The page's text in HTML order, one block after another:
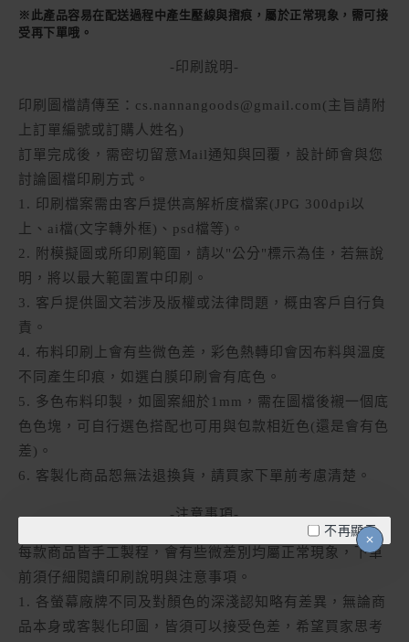
不再顯示
※此產品容易在配送過程中產生壓線與摺痕，屬於正常現象，需可接
受再下單哦。
-印刷說明-
印刷圖檔請傳至：cs.nannangoods@gmail.com(主旨請附
上訂單編號或訂購人姓名)
訂單完成後，需密切留意Mail通知與回覆，設計師會與您
討論圖檔印刷方式。
1. 印刷檔案需由客戶提供高解析度檔案(JPG 300dpi以
上、ai檔(文字轉外框)、psd檔等)。
2. 附模擬圖或所印刷範圍，請以"公分"標示為佳，若無說
明，將以最大範圍置中印刷。
3. 客戶提供圖文若涉及版權或法律問題，概由客戶自行負
責。
4. 布料印刷上會有些微色差，彩色熱轉印會因布料與溫度
不同產生印痕，如選白膜印刷會有底色。
5. 多色布料印製，如圖案細於1mm，需在圖檔後襯一個底
色色塊，可自行選色搭配也可用與包款相近色(還是會有色
差)。
6. 客製化商品恕無法退換貨，請買家下單前考慮清楚。
-注意事項-
每款商品皆手工製程，會有些微差別均屬正常現象，下單
前須仔細閱讀印刷說明與注意事項。
1. 各螢幕廠牌不同及對顏色的深淺認知略有差異，無論商
品本身或客製化印圖，皆須可以接受色差，希望買家思考